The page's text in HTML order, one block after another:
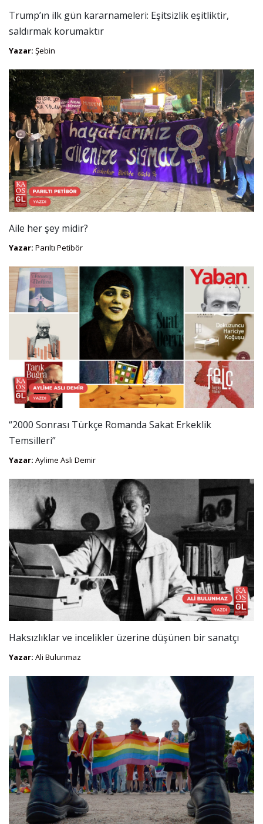
Trump’ın ilk gün kararnameleri: Eşitsizlik eşitliktir,
saldırmak korumaktır
Yazar: Şebin
Aile her şey midir?
Yazar: Parıltı Petibör
“2000 Sonrası Türkçe Romanda Sakat Erkeklik
Temsilleri”
Yazar: Aylime Aslı Demir
Haksızlıklar ve incelikler üzerine düşünen bir sanatçı
Yazar: Ali Bulunmaz